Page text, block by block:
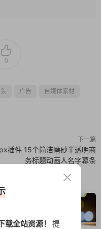
0
广告 自媒体素材
下一篇
插件 15个简洁磨砂半透明商
务标题动画人名字幕条
载全站资源！ 提